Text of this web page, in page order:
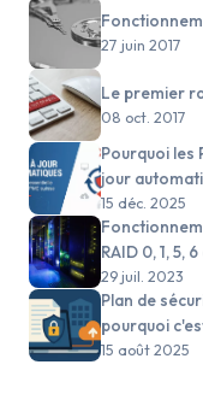
27 juin 2017
Le premier
08 oct. 2017
Pourquoi les
jour
15 déc. 2025
RAID 0, 1, 5,
29 juil. 2023
Plan de
pourquoi
15 août 2025